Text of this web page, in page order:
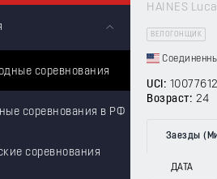
соревнования
соревнования в РФ
соревнования
HAINES Luca
ВЕЛОГОНЩИК
UCI:
Возраст: 24
Заезды
ДАТА